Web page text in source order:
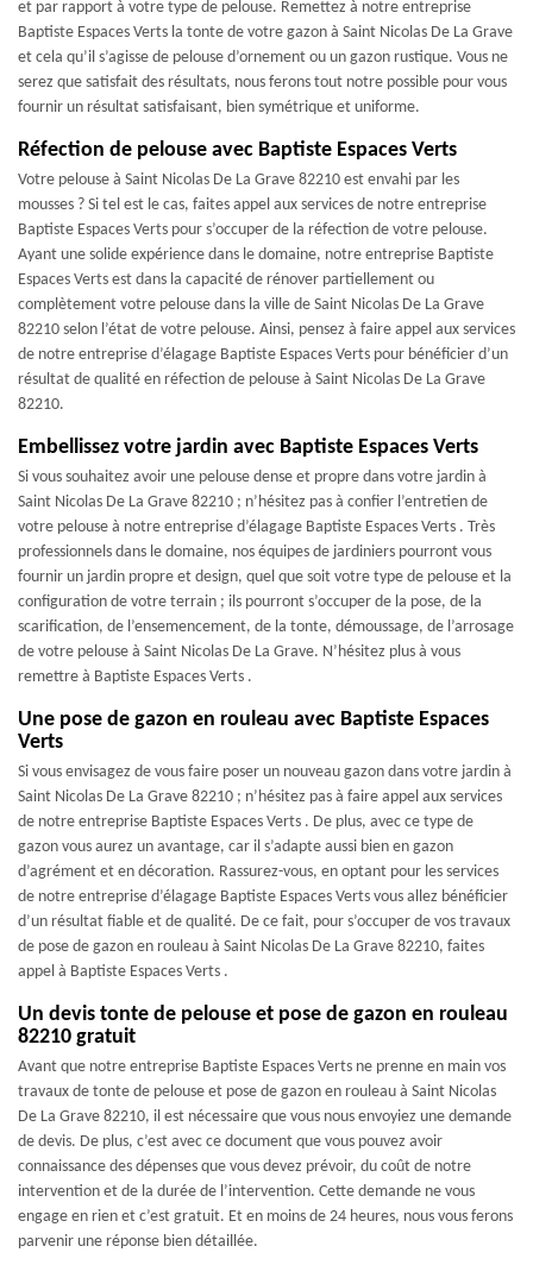
et par rapport à votre type de pelouse. Remettez à notre entreprise
Baptiste Espaces Verts la tonte de votre gazon à Saint Nicolas De La Grave
et cela qu’il s’agisse de pelouse d’ornement ou un gazon rustique. Vous ne
serez que satisfait des résultats, nous ferons tout notre possible pour vous
fournir un résultat satisfaisant, bien symétrique et uniforme.
Réfection de pelouse avec Baptiste Espaces Verts
Votre pelouse à Saint Nicolas De La Grave 82210 est envahi par les
mousses ? Si tel est le cas, faites appel aux services de notre entreprise
Baptiste Espaces Verts pour s’occuper de la réfection de votre pelouse.
Ayant une solide expérience dans le domaine, notre entreprise Baptiste
Espaces Verts est dans la capacité de rénover partiellement ou
complètement votre pelouse dans la ville de Saint Nicolas De La Grave
82210 selon l’état de votre pelouse. Ainsi, pensez à faire appel aux services
de notre entreprise d’élagage Baptiste Espaces Verts pour bénéficier d’un
résultat de qualité en réfection de pelouse à Saint Nicolas De La Grave
82210.
Embellissez votre jardin avec Baptiste Espaces Verts
Si vous souhaitez avoir une pelouse dense et propre dans votre jardin à
Saint Nicolas De La Grave 82210 ; n’hésitez pas à confier l’entretien de
votre pelouse à notre entreprise d’élagage Baptiste Espaces Verts . Très
professionnels dans le domaine, nos équipes de jardiniers pourront vous
fournir un jardin propre et design, quel que soit votre type de pelouse et la
configuration de votre terrain ; ils pourront s’occuper de la pose, de la
scarification, de l’ensemencement, de la tonte, démoussage, de l’arrosage
de votre pelouse à Saint Nicolas De La Grave. N’hésitez plus à vous
remettre à Baptiste Espaces Verts .
Une pose de gazon en rouleau avec Baptiste Espaces
Verts
Si vous envisagez de vous faire poser un nouveau gazon dans votre jardin à
Saint Nicolas De La Grave 82210 ; n’hésitez pas à faire appel aux services
de notre entreprise Baptiste Espaces Verts . De plus, avec ce type de
gazon vous aurez un avantage, car il s’adapte aussi bien en gazon
d’agrément et en décoration. Rassurez-vous, en optant pour les services
de notre entreprise d’élagage Baptiste Espaces Verts vous allez bénéficier
d’un résultat fiable et de qualité. De ce fait, pour s’occuper de vos travaux
de pose de gazon en rouleau à Saint Nicolas De La Grave 82210, faites
appel à Baptiste Espaces Verts .
Un devis tonte de pelouse et pose de gazon en rouleau
82210 gratuit
Avant que notre entreprise Baptiste Espaces Verts ne prenne en main vos
travaux de tonte de pelouse et pose de gazon en rouleau à Saint Nicolas
De La Grave 82210, il est nécessaire que vous nous envoyiez une demande
de devis. De plus, c’est avec ce document que vous pouvez avoir
connaissance des dépenses que vous devez prévoir, du coût de notre
intervention et de la durée de l’intervention. Cette demande ne vous
engage en rien et c’est gratuit. Et en moins de 24 heures, nous vous ferons
parvenir une réponse bien détaillée.